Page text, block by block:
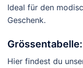
Ideal für den
Geschenk.
Grössentabelle:
Hier findest du